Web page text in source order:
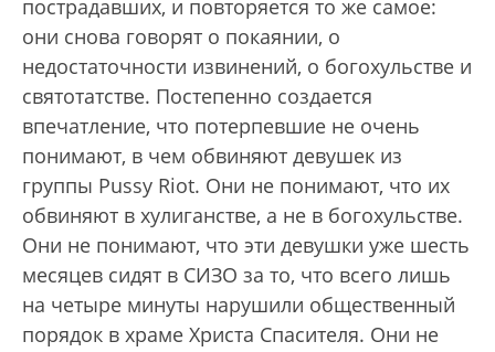
пострадавших, и повторяется то же самое:
они снова говорят о покаянии, о
недостаточности извинений, о богохульстве и
святотатстве. Постепенно создается
впечатление, что потерпевшие не очень
понимают, в чем обвиняют девушек из
группы Pussy Riot. Они не понимают, что их
обвиняют в хулиганстве, а не в богохульстве.
Они не понимают, что эти девушки уже шесть
месяцев сидят в СИЗО за то, что всего лишь
на четыре минуты нарушили общественный
порядок в храме Христа Спасителя. Они не